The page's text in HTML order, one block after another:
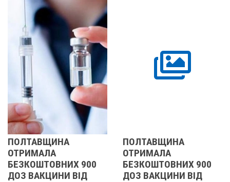
900
ВІД
ПОЛТАВЩИНА
ОТРИМАЛА
БЕЗКОШТОВНИХ 900
ДОЗ ВАКЦИНИ ВІД